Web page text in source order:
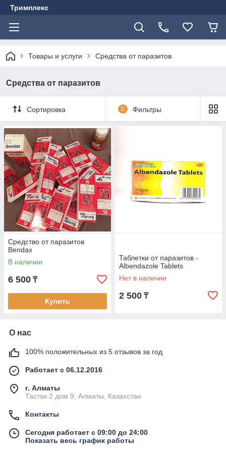
Тримплекс
Товары и услуги Средства от паразитов
Средства от паразитов
Сортировка 0 Фильтры
Средство от паразитов
Bendax
В наличии
6 500 ₸
Купить
Таблетки от паразитов -
Albendazole Tablets
Нет в наличии
2 500 ₸
О нас
100% положительных из 5 отзывов за год
Работает с 06.12.2016
г. Алматы
Тастак 2 дом 9, Алматы, Казахстан
Контакты
Сегодня работает с 09:00 до 24:00
Показать весь график работы